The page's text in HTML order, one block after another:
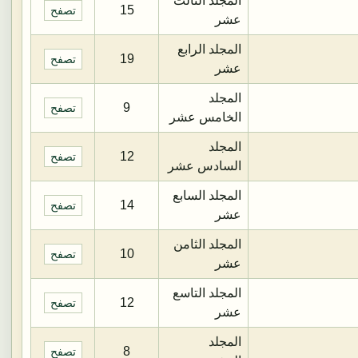
عشر
15 تصفح
المجلد الرابع
عشر
19 تصفح
المجلد
الخامس عشر
9 تصفح
المجلد
السادس عشر
12 تصفح
المجلد السابع
عشر
14 تصفح
المجلد الثامن
عشر
10 تصفح
المجلد التاسع
عشر
12 تصفح
المجلد
8 تصفح